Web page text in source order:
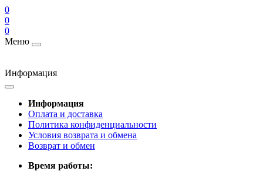
0
0
0
Меню
Информация
Информация
Оплата и доставка
Политика конфиденциальности
Условия возврата и обмена
Возврат и обмен
Время работы: